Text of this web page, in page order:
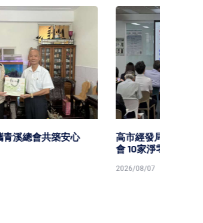
經發局2026淨零轉型技術交流
10家淨零技服廠商分享解決方案